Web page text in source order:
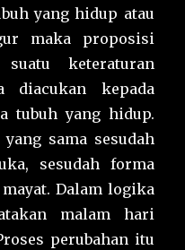
yang hidup atau
maka proposisi
keteraturan
diacukan kepada
tubuh yang hidup.
sama sesudah
sesudah forma
Dalam logika
malam hari
perubahan itu